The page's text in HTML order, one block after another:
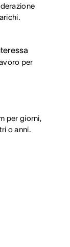
per
per giorni,
o anni.